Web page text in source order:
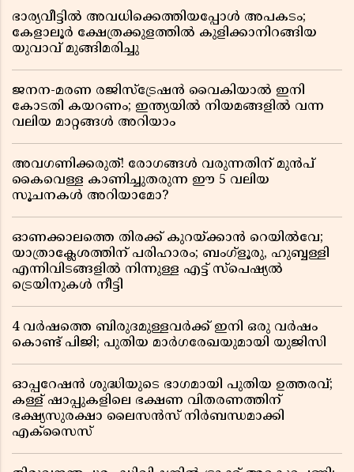
ഭാര്യവീട്ടിൽ അവധിക്കെത്തിയപ്പോൾ അപകടം;
കേളാലൂർ ക്ഷേത്രക്കുളത്തിൽ കുളിക്കാനിറങ്ങിയ
യുവാവ് മുങ്ങിമരിച്ചു
ജനന-മരണ രജിസ്ട്രേഷൻ വൈകിയാൽ ഇനി
കോടതി കയറണം; ഇന്ത്യയിൽ നിയമങ്ങളിൽ വന്ന
വലിയ മാറ്റങ്ങൾ അറിയാം
അവഗണിക്കരുത്! രോഗങ്ങൾ വരുന്നതിന് മുൻപ്
കൈവെള്ള കാണിച്ചുതരുന്ന ഈ 5 വലിയ
സൂചനകൾ അറിയാമോ?
ഓണക്കാലത്തെ തിരക്ക് കുറയ്ക്കാൻ റെയിൽവേ;
യാത്രാക്ലേശത്തിന് പരിഹാരം; ബംഗ്ളൂരു, ഹുബ്ബള്ളി
എന്നിവിടങ്ങളിൽ നിന്നുള്ള എട്ട് സ്പെഷ്യൽ
ട്രെയിനുകൾ നീട്ടി
4 വർഷത്തെ ബിരുദമുള്ളവർക്ക് ഇനി ഒരു വർഷം
കൊണ്ട് പിജി; പുതിയ മാർഗരേഖയുമായി യുജിസി
ഓപ്പറേഷൻ ശുദ്ധിയുടെ ഭാഗമായി പുതിയ ഉത്തരവ്;
കള്ള് ഷാപ്പുകളിലെ ഭക്ഷണ വിതരണത്തിന്
ഭക്ഷ്യസുരക്ഷാ ലൈസൻസ് നിർബന്ധമാക്കി
എക്സൈസ്